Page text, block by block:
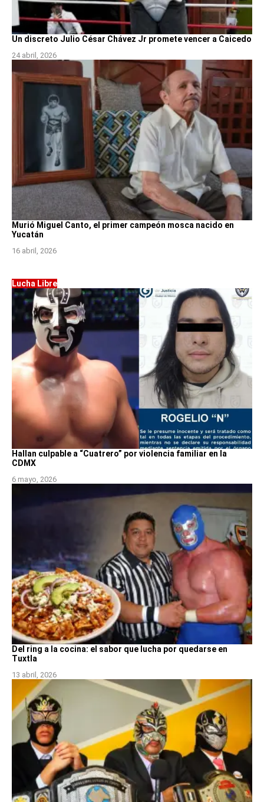
Un discreto Julio César Chávez Jr promete vencer a Caicedo
24 abril, 2026
Murió Miguel Canto, el primer campeón mosca nacido en
Yucatán
16 abril, 2026
Lucha Libre
Hallan culpable a “Cuatrero” por violencia familiar en la
CDMX
6 mayo, 2026
Del ring a la cocina: el sabor que lucha por quedarse en
Tuxtla
13 abril, 2026